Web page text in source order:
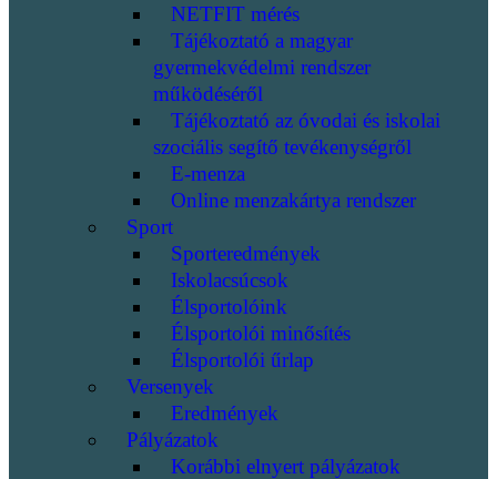
NETFIT mérés
Tájékoztató a magyar
gyermekvédelmi rendszer
működéséről
Tájékoztató az óvodai és iskolai
szociális segítő tevékenységről
E-menza
Online menzakártya rendszer
Sport
Sporteredmények
Iskolacsúcsok
Élsportolóink
Élsportolói minősítés
Élsportolói űrlap
Versenyek
Eredmények
Pályázatok
Korábbi elnyert pályázatok